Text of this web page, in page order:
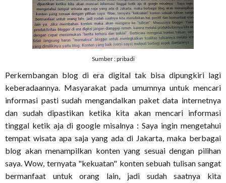
Sumber : pribadi
Perkembangan blog di era digital tak bisa dipungkiri lagi
keberadaannya. Masyarakat pada umumnya untuk mencari
informasi pasti sudah mengandalkan paket data internetnya
dan sudah dipastikan ketika kita akan mencari informasi
tinggal ketik aja di google misalnya : Saya ingin mengetahui
tempat wisata apa saja yang ada di Jakarta, maka berbagai
blog akan menampilkan konten yang sesuai dengan pilihan
saya. Wow, ternyata "kekuatan" konten sebuah tulisan sangat
bermanfaat untuk orang lain, jadi sudah saatnya kita